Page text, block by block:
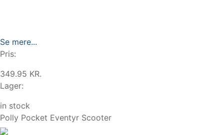
Se mere...
Pris:
349.95 KR.
Lager:
in stock
Polly Pocket Eventyr Scooter